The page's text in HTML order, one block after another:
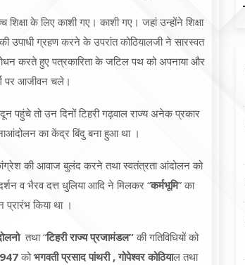
के लिए काशी गए। काशी गए। जहां उन्होंने शिक्षा
की उपाधी ग्रहण करने के उपरांत कोठियालजी ने सारस्वत
करते हुए पत्रकारिता के जटिल पथ को अपनाया और
पर आजीवन चले।
पहुंचे तो उन दिनों टिहरी गढ़वाल राज्य अनेक प्रकार
का केंद्र बिंदु बना हुआ था ।
की आवाज बुलंद करने तथा स्वतंत्रता आंदोलन को
व भैरव दत्त धुलिया आदि ने मिलकर “कर्मभूमि” का
प्रारंभ किया था ।
तथा “टिहरी राज्य प्रजामंडल”की गतिविधियों को
कोभगवती प्रसाद पांथरी , गोपेश्वर कोठियाल तथा